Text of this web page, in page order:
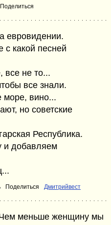
Поделиться
евровидении.
с какой песней
все не то...
все знали.
море, вино...
но советские
Республика.
и добавляем
Поделиться Дмитрийвест
меньше женщину мы